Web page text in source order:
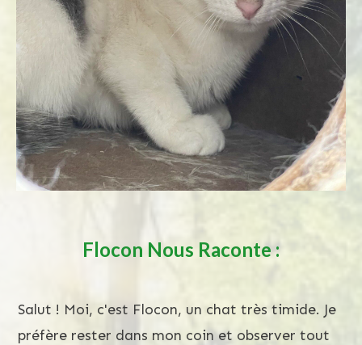
Flocon Nous Raconte :
Salut ! Moi, c'est Flocon, un chat très timide. Je
préfère rester dans mon coin et observer tout